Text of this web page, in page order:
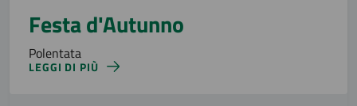
Festa d'Autunno
Polentata
LEGGI DI PIÙ